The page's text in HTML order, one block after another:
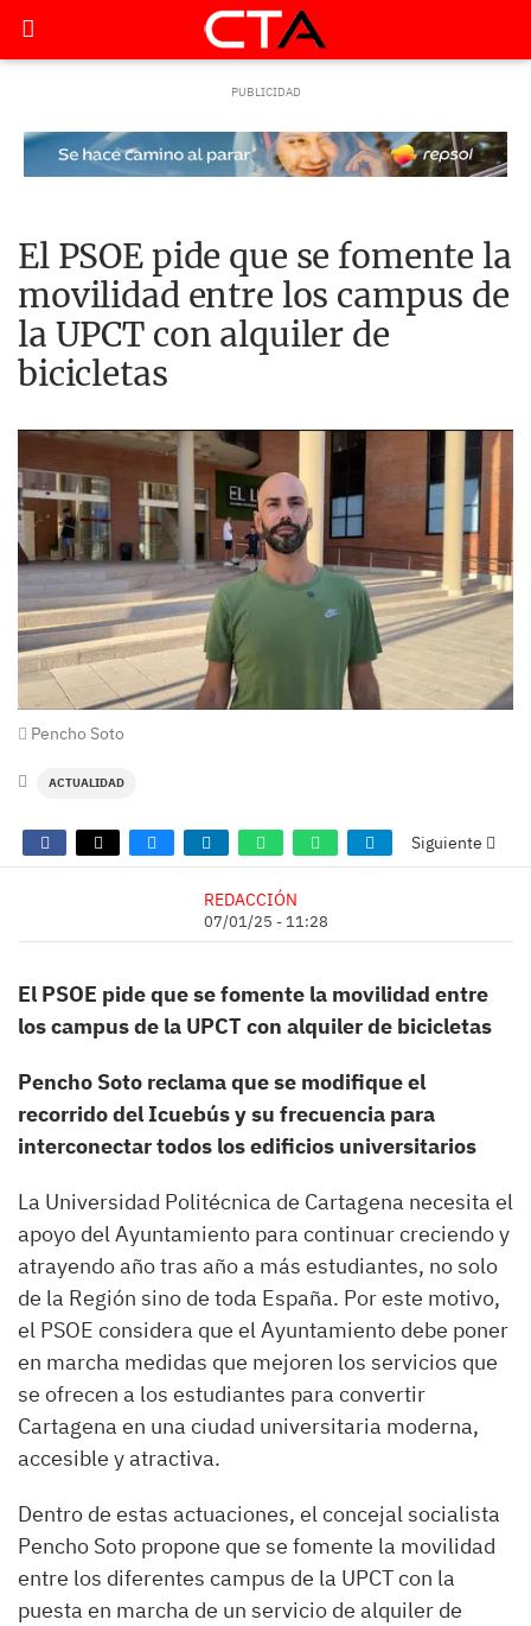
El PSOE pide que se fomente la
movilidad entre los campus de
la UPCT con alquiler de
bicicletas
Pencho Soto
ACTUALIDAD
Siguiente
REDACCIÓN
07/01/25 - 11:28
El PSOE pide que se fomente la movilidad entre
los campus de la UPCT con alquiler de bicicletas
Pencho Soto reclama que se modifique el
recorrido del Icuebús y su frecuencia para
interconectar todos los edificios universitarios
La Universidad Politécnica de Cartagena necesita el
apoyo del Ayuntamiento para continuar creciendo y
atrayendo año tras año a más estudiantes, no solo
de la Región sino de toda España. Por este motivo,
el PSOE considera que el Ayuntamiento debe poner
en marcha medidas que mejoren los servicios que
se ofrecen a los estudiantes para convertir
Cartagena en una ciudad universitaria moderna,
accesible y atractiva.
Dentro de estas actuaciones, el concejal socialista
Pencho Soto propone que se fomente la movilidad
entre los diferentes campus de la UPCT con la
puesta en marcha de un servicio de alquiler de